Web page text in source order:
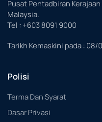
Pusat Pentadbiran
Malaysia.
Tel : +603 8091 9000
Tarikh Kemaskini pada : 08/
Polisi
Terma Dan Syarat
Dasar Privasi